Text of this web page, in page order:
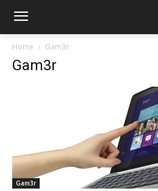
Home Gam3r
Gam3r
Gam3r